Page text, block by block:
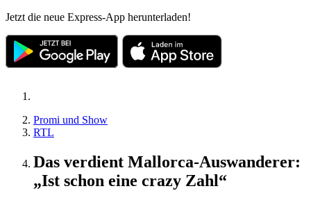
Jetzt die neue Express-App herunterladen!
Promi und Show
RTL
Das verdient Mallorca-Auswanderer:
„Ist schon eine crazy Zahl“